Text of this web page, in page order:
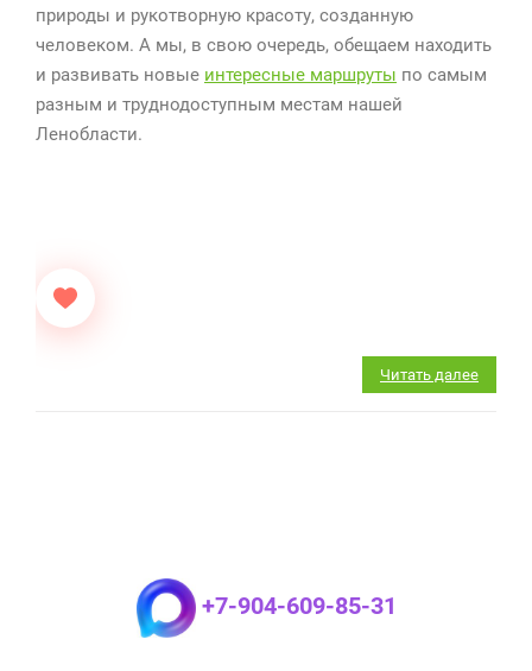
природы и рукотворную красоту, созданную
человеком. А мы, в свою очередь, обещаем находить
и развивать новые интересные маршруты по самым
разным и труднодоступным местам нашей
Ленобласти.
Читать далее
+7-904-609-85-31